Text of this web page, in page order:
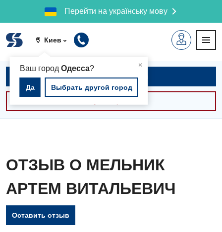
Перейти на українську мову
Киев
×
Ваш город Одесса?
Да Выбрать другой город
Записаться на приём
ОТЗЫВ О МЕЛЬНИК
АРТЕМ ВИТАЛЬЕВИЧ
Оставить отзыв